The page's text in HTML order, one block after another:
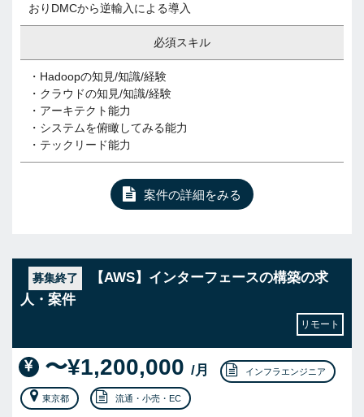
おりDMCから逆輸入による導入
必須スキル
・Hadoopの知見/知識/経験
・クラウドの知見/知識/経験
・アーキテクト能力
・システムを俯瞰してみる能力
・テックリード能力
案件の詳細をみる
募集終了
【AWS】インターフェースの構築の求
人・案件
リモート
〜¥1,200,000 /月 インフラエンジニア
東京都 流通・小売・EC